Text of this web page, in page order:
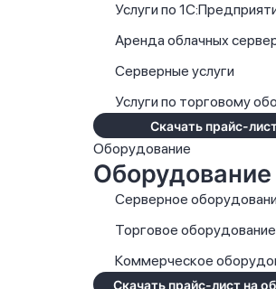
Услуги по
Аренда облачных
Серверные услуги
Услуги по торговому
Скачать прайс-
Оборудование
Оборудование
Серверное
Торговое оборудование
Коммерческое
Скачать прайс-лист на